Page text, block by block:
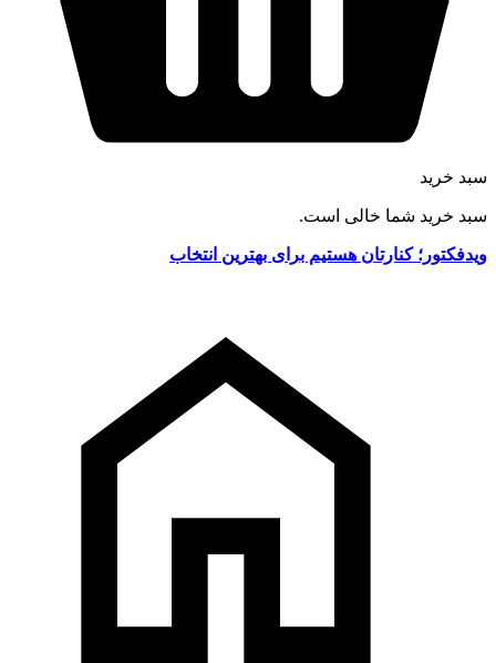
سبد خرید
سبد خرید شما خالی است.
ویدفکتور؛ کنارتان هستیم برای بهترین انتخاب